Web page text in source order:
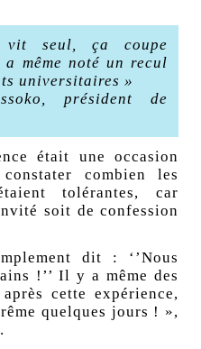
seul, ça coupe
même noté un recul
universitaires »
président de
était une occasion
combien les
tolérantes, car
soit de confession
dit : ‘’Nous
!’’ Il y a même des
cette expérience,
quelques jours ! »,